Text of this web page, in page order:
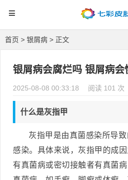
首页 > 银屑病 > 正文
银屑病会腐烂吗 银屑病会
2025-08-08 00:33:18 阅读 101 次
什么是灰指甲
灰指甲是由真菌感染所导
感染。具体来说，灰指甲的成
有真菌病或密切接触者有真菌